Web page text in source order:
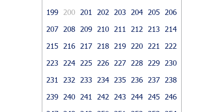
199
200 201 202 203 204 205
206
207
208 209 210 211 212 213
214
215
216 217 218 219 220 221
222
223
224 225 226 227 228 229
230
231
232 233 234 235 236 237
238
239
240 241 242 243 244 245
246